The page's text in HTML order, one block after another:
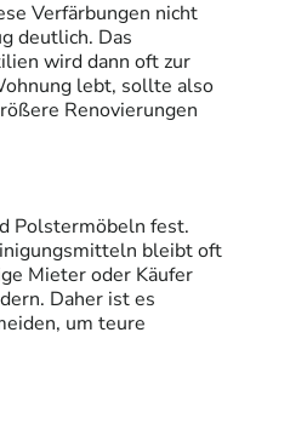
Verfärbungen nicht
deutlich. Das
wird dann oft zur
lebt, sollte also
Renovierungen
Polstermöbeln fest.
bleibt oft
Mieter oder Käufer
Daher ist es
um teure